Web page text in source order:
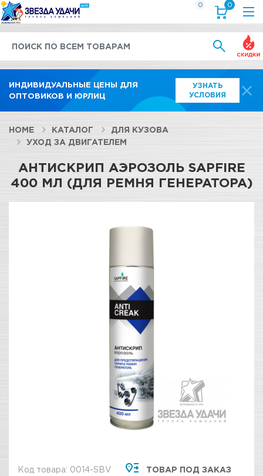
ИНДИВИДУАЛЬНЫЕ ЦЕНЫ ДЛЯ
ОПТОВИКОВ И ЮРЛИЦ
УЗНАТЬ
УСЛОВИЯ
0 0
HOME КАТАЛОГ
ДЛЯ КУЗОВА
УХОД ЗА ДВИГАТЕЛЕМ
АНТИСКРИП АЭРОЗОЛЬ SAPFIRE
400 МЛ (ДЛЯ РЕМНЯ ГЕНЕРАТОРА)
Код товара: 0014-SBV ТОВАР ПОД ЗАКАЗ